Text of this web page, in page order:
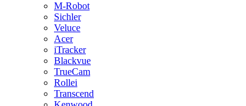
M-Robot
Sichler
Veluce
Acer
iTracker
Blackvue
TrueCam
Rollei
Transcend